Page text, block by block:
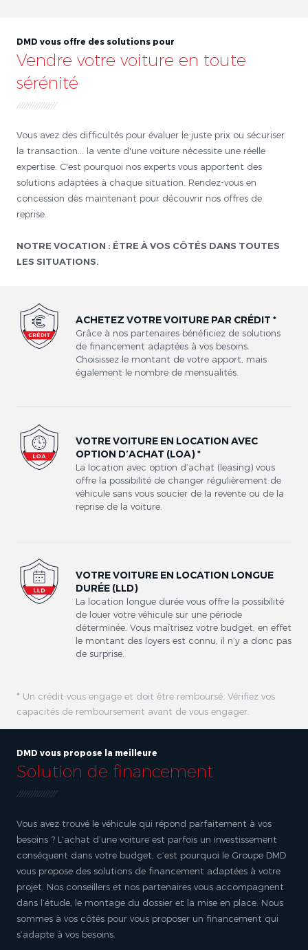
DMD vous offre des solutions pour
Vendre votre voiture en toute
sérénité
Vous avez des difficultés pour évaluer le juste prix ou sécuriser
la transaction... la vente d'une voiture nécessite une réelle
expertise. C'est pourquoi nos experts vous apportent des
solutions adaptées à chaque situation. Rendez-vous en
concession dès maintenant pour découvrir nos offres de
reprise.
NOTRE VOCATION : ÊTRE À VOS CÔTÉS DANS TOUTES
LES SITUATIONS.
DMD vous propose la meilleure
Solution de financement
Vous avez trouvé le véhicule qui répond parfaitement à vos
besoins ? L’achat d’une voiture est parfois un investissement
conséquent dans votre budget, c’est pourquoi le Groupe DMD
vous propose des solutions de financement adaptées à votre
projet. Nos conseillers et nos partenaires vous accompagnent
dans l’étude, le montage du dossier et la mise en place. Nous
sommes à vos côtés pour vous proposer un financement qui
s’adapte à vos besoins.
ACHETEZ VOTRE VOITURE PAR CRÉDIT *
Grâce à nos partenaires bénéficiez de solutions
de financement adaptées à vos besoins.
Choisissez le montant de votre apport, mais
également le nombre de mensualités.
VOTRE VOITURE EN LOCATION AVEC
OPTION D’ACHAT (LOA) *
La location avec option d’achat (leasing) vous
offre la possibilité de changer régulièrement de
véhicule sans vous soucier de la revente ou de la
reprise de la voiture.
VOTRE VOITURE EN LOCATION LONGUE
DURÉE (LLD)
La location longue durée vous offre la possibilité
de louer votre véhicule sur une période
déterminée. Vous maîtrisez votre budget, en effet
le montant des loyers est connu, il n’y a donc pas
de surprise.
* Un crédit vous engage et doit être remboursé. Vérifiez vos
capacités de remboursement avant de vous engager.